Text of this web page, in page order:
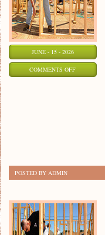
JUNE - 15 - 2026
COMMENTS OFFON
POSTED BY ADMIN